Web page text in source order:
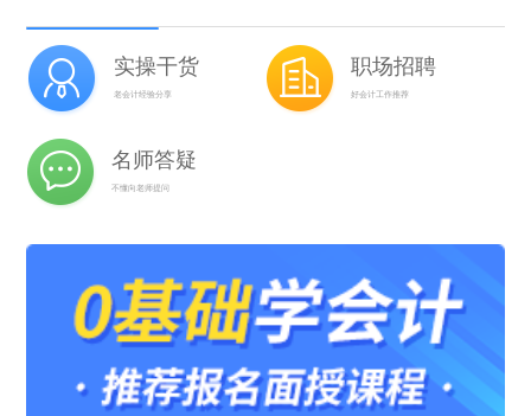
实操干货
老会计经验分享
职场招聘
好会计工作推荐
名师答疑
不懂向老师提问